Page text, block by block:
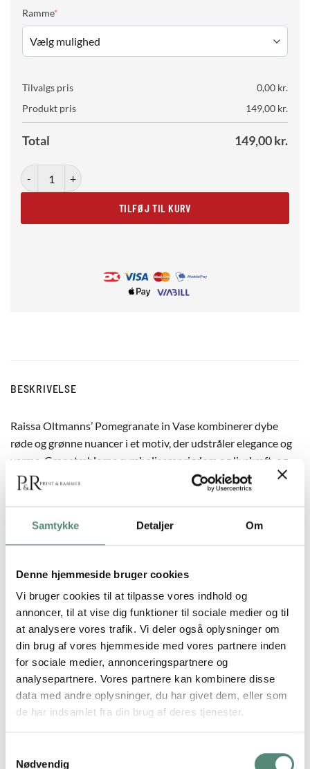
Samtykke Detaljer Om
Denne hjemmeside bruger cookies
Vi bruger cookies til at tilpasse vores indhold og
annoncer, til at vise dig funktioner til sociale medier og til
at analysere vores trafik. Vi deler også oplysninger om
din brug af vores hjemmeside med vores partnere inden
for sociale medier, annonceringspartnere og
analysepartnere. Vores partnere kan kombinere disse
data med andre oplysninger, du har givet dem, eller som
de har indsamlet fra din brug af deres tjenester.
Nødvendig
Ramme*
Tilvalgs pris 0,00 kr.
Produkt pris
149,00 kr.
Total 149,00kr.
Pomegranate in Vase antal
TILFØJ TIL KURV
BESKRIVELSE
Raissa Oltmanns’ Pomegranate in Vase kombinerer dybe
røde og grønne nuancer i et motiv, der udstråler elegance og
varme. Granatæblerne symboliserer rigdom og livskraft, og
den blå baggrund giver værket et sofistikeret udtryk. En
plakat, der passer perfekt til køkken eller stue.
29,7×42 cm, 42×59,4 cm, 50×70 cm
ANMELDELSER
FREMRAGENDE